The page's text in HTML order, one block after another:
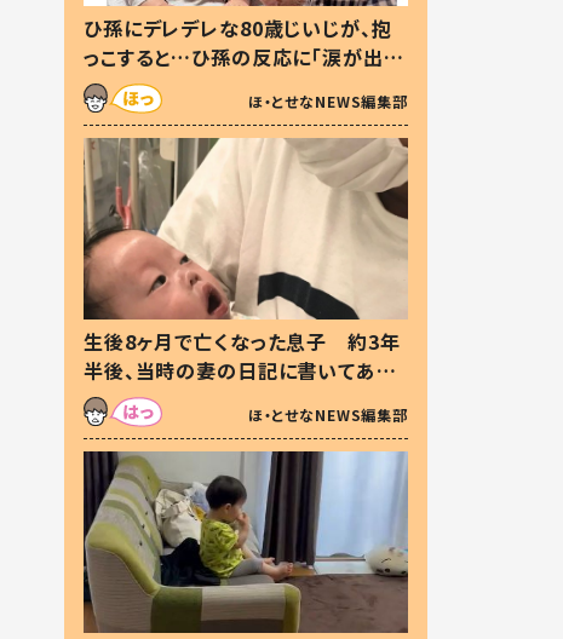
ひ孫にデレデレな80歳じいじが、抱
っこすると…ひ孫の反応に「涙が出ま
した」「可愛くて仕方ない」
ほ・とせなNEWS編集部
生後8ヶ月で亡くなった息子 約3年
半後、当時の妻の日記に書いてあっ
た本音とは
ほ・とせなNEWS編集部